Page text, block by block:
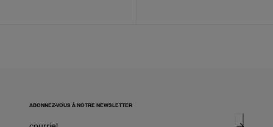
ABONNEZ-VOUS À NOTRE NEWSLETTER